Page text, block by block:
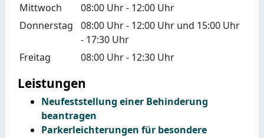
Mittwoch
08:00 Uhr- 12:00 Uhr
Donnerstag
08:00 Uhr- 12:00 Uhrund 15:00 Uhr
- 17:30 Uhr
Freitag
08:00 Uhr- 12:30 Uhr
Leistungen
Neufeststellung einer Behinderung
beantragen
Parkerleichterungen für besondere